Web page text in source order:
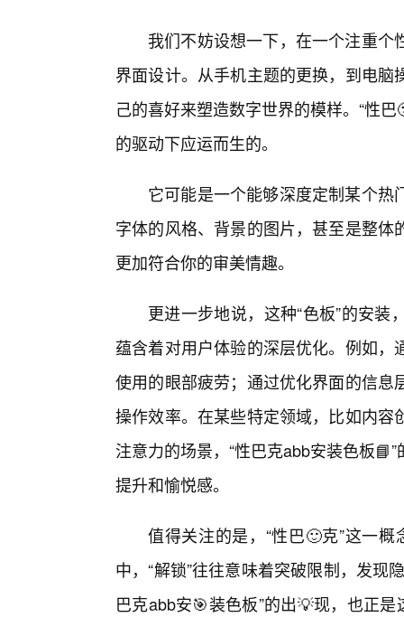
我们不妨设想一下，在一个注重
界面设计。从手机主题的更换，到电
己的喜好来塑造数字世界的模样。“性
的驱动下应运而生的。
它可能是一个能够深度定制某个
字体的风格、背景的图片，甚至是整
更加符合你的审美情趣。
更进一步地说，这种“色板”的安
蕴含着对用户体验的深层优化。例如
使用的眼部疲劳；通过优化界面的信
操作效率。在某些特定领域，比如内
注意力的场景，“性巴克abb安装色板
提升和愉悦感。
值得关注的是，“性巴🙂克”这一概
中，“解锁”往往意味着突破限制，发现
巴克abb安🎯装色板”的出💡现，也正